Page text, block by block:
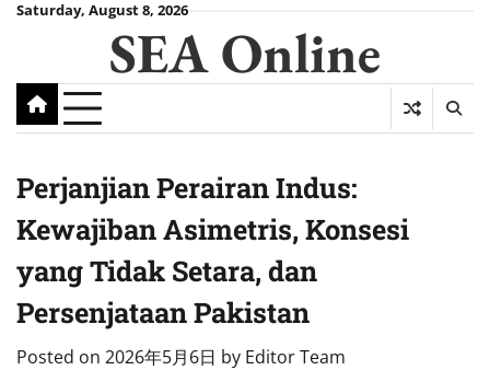
SkipSaturday, August 8, 2026
SEA Online
Perjanjian Perairan Indus:
Kewajiban Asimetris, Konsesi
yang Tidak Setara, dan
Persenjataan Pakistan
Posted on 2026年5月6日 by Editor Team